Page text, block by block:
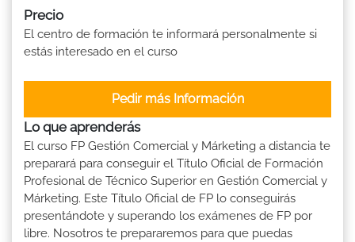
Precio
El centro de formación te informará personalmente si
estás interesado en el curso
Pedir más Información
Lo que aprenderás
El curso FP Gestión Comercial y Márketing a distancia te
preparará para conseguir el Título Oficial de Formación
Profesional de Técnico Superior en Gestión Comercial y
Márketing. Este Título Oficial de FP lo conseguirás
presentándote y superando los exámenes de FP por
libre. Nosotros te prepararemos para que puedas